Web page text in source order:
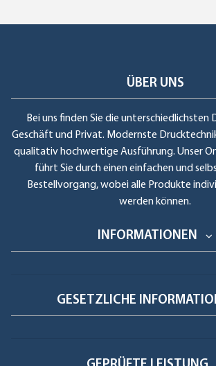
ÜBER UNS
Bei uns finden Sie die unterschiedlichsten
Geschäft und Privat. Modernste
qualitativ hochwertige Ausführung. Unser
führt Sie durch einen einfachen und
Bestellvorgang, wobei alle Produkte
werden können.
INFORMATIONEN
GESETZLICHE